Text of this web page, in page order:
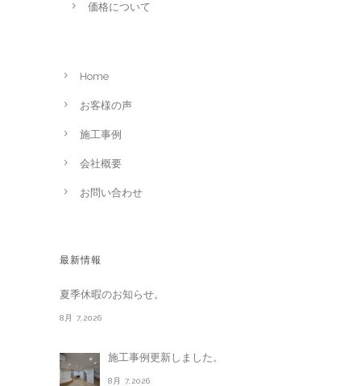
価格について
Home
お客様の声
施工事例
会社概要
お問い合わせ
最新情報
夏季休暇のお知らせ。
8月 7,2026
施工事例更新しました。
8月 7,2026